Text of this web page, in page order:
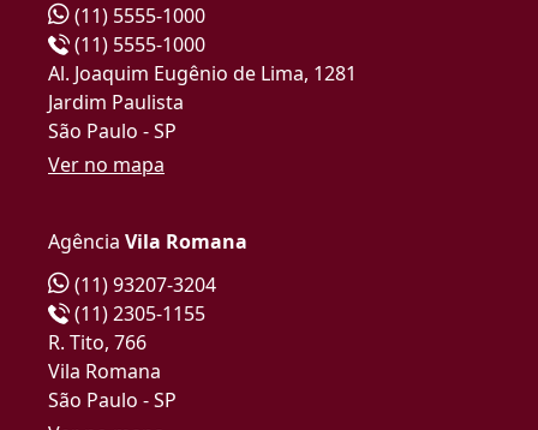
(11) 5555-1000
(11) 5555-1000
Al. Joaquim Eugênio de Lima, 1281
Jardim Paulista
São Paulo - SP
Ver no mapa
Agência Vila Romana
(11) 93207-3204
(11) 2305-1155
R. Tito, 766
Vila Romana
São Paulo - SP